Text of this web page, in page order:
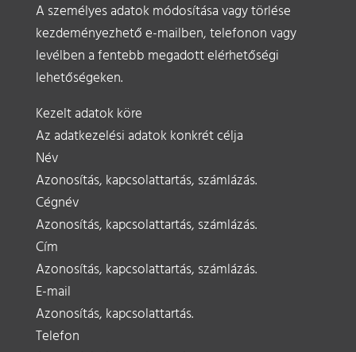
A személyes adatok módosítása vagy törlése
kezdeményezhető e-mailben, telefonon vagy
levélben a fentebb megadott elérhetőségi
lehetőségeken.
Kezelt adatok köre
Az adatkezelési adatok konkrét célja
Név
Azonosítás, kapcsolattartás, számlázás.
Cégnév
Azonosítás, kapcsolattartás, számlázás.
Cím
Azonosítás, kapcsolattartás, számlázás.
E-mail
Azonosítás, kapcsolattartás.
Telefon